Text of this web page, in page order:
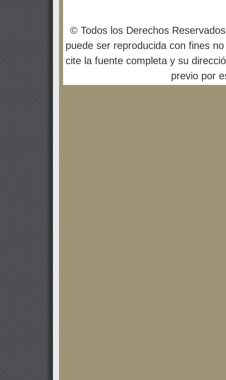
© Todos los Derechos
puede ser reproducida con fines
cite la fuente completa y su
previo por